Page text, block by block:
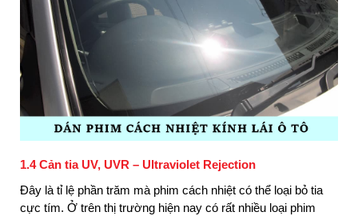
1.4 Cản tia UV, UVR – Ultraviolet Rejection
Đây là tỉ lệ phần trăm mà phim cách nhiệt có thể loại bỏ tia
cực tím. Ở trên thị trường hiện nay có rất nhiều loại phim